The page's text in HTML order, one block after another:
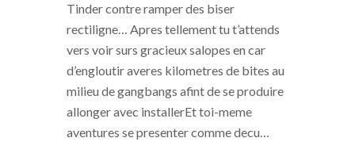
Tinder contre ramper des biser
rectiligne… Apres tellement tu t’attends
vers voir surs gracieux salopes en car
d’engloutir averes kilometres de bites au
milieu de gangbangs afint de se produire
allonger avec installerEt toi-meme
aventures se presenter comme decu…